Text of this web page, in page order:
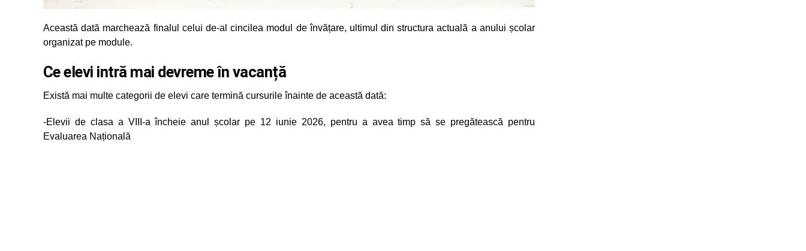
Această dată marchează finalul celui de-al cincilea modul de învățare, ultimul din structura actuală a anului școlar
organizat pe module.
Ce elevi intră mai devreme în vacanță
Există mai multe categorii de elevi care termină cursurile înainte de această dată:
-Elevii de clasa a VIII-a încheie anul școlar pe 12 iunie 2026, pentru a avea timp să se pregătească pentru
Evaluarea Națională